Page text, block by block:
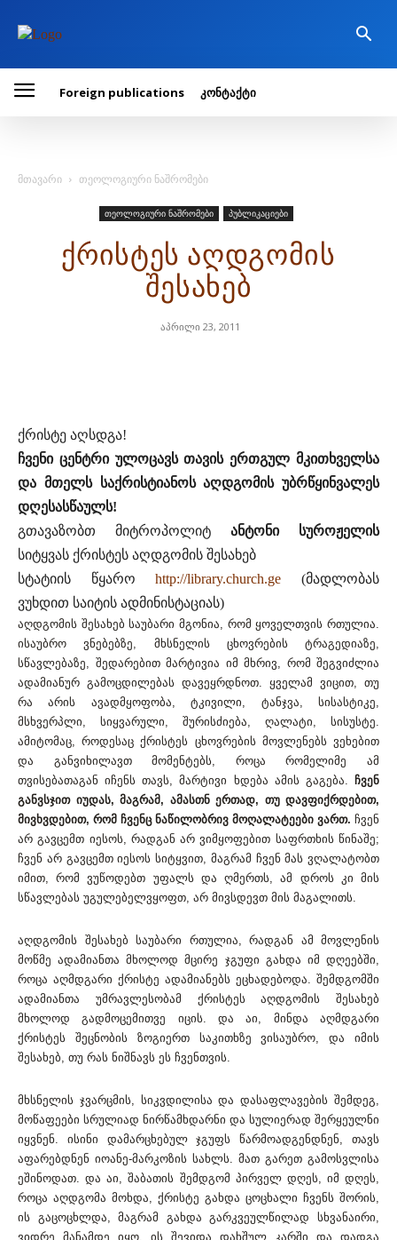
Foreign publications კონტაქტი
მთავარი თეოლოგიური ნაშრომები
თეოლოგიური ნაშრომები პუბლიკაციები
ქრისტეს აღდგომის
შესახებ
აპრილი 23, 2011
ქრისტე აღსდგა!
ჩვენი ცენტრი ულოცავს თავის ერთგულ მკითხველსა
და მთელს საქრისტიანოს აღდგომის უბრწყინვალეს
დღესასწაულს!
გთავაზობთ მიტროპოლიტ ანტონი სუროჟელის
სიტყვას ქრისტეს აღდგომის შესახებ
სტატიის წყაროhttp://library.church.ge (მადლობას
ვუხდით საიტის ადმინისტაციას)
აღდგომის შესახებ საუბარი მგონია, რომ ყოველთვის რთულია.
ისაუბრო ვნებებზე, მხსნელის ცხოვრების ტრაგედიაზე,
სწავლებაზე, შედარებით მარტივია იმ მხრივ, რომ შეგვიძლია
ადამიანურ გამოცდილებას დავეყრდნოთ. ყველამ ვიცით, თუ
რა არის ავადმყოფობა, ტკივილი, ტანჯვა, სისასტიკე,
მსხვერპლი, სიყვარული, შურისძიება, ღალატი, სისუსტე.
ამიტომაც, როდესაც ქრისტეს ცხოვრების მოვლენებს ვეხებით
და განვიხილავთ მომენტებს, როცა რომელიმე ამ
თვისებათაგან იჩენს თავს, მარტივი ხდება ამის გაგება.
ჩვენ
განვსჯით იუდას, მაგრამ, ამასთნ ერთად, თუ დავფიქრდებით,
მივხვდებით, რომ ჩვენც ნაწილობრივ მოღალატეები ვართ. ჩვენ
არ გავცემთ იესოს, რადგან არ ვიმყოფებით საფრთხის წინაშე;
ჩვენ არ გავცემთ იესოს სიტყვით, მაგრამ ჩვენ მას ვღალატობთ
იმით, რომ ვუწოდებთ უფალს და ღმერთს, ამ დროს კი მის
სწავლებას უგულებელვყოფთ, არ მივსდევთ მის მაგალითს.
აღდგომის შესახებ საუბარი რთულია, რადგან ამ მოვლენის
მოწმე ადამიანთა მხოლოდ მცირე ჯგუფი გახდა იმ დღეებში,
როცა აღმდგარი ქრისტე ადამიანებს ეცხადებოდა. შემდგომში
ადამიანთა უმრავლესობამ ქრისტეს აღდგომის შესახებ
მხოლოდ გადმოცემითვე იცის. და აი, მინდა აღმდგარი
ქრისტეს შეცნობის ზოგიერთ საკითხზე ვისაუბრო, და იმის
შესახებ, თუ რას ნიშნავს ეს ჩვენთვის.
მხსნელის ჯვარცმის, სიკვდილისა და დასაფლავების შემდეგ,
მოწაფეები სრულიად ნირწამხდარნი და სულიერად შერყეულნი
იყვნენ. ისინი დამარცხებულ ჯგუფს წარმოადგენდნენ, თავს
აფარებდნენ იოანე-მარკოზის სახლს. მათ გარეთ გამოსვლისა
ეშინოდათ. და აი, შაბათის შემდგომ პირველ დღეს, იმ დღეს,
როცა აღდგომა მოხდა, ქრისტე გახდა ცოცხალი ჩვენს შორის,
ის გაცოცხლდა, მაგრამ გახდა გარკვეულწილად სხვანაირი,
ვიდრე მანამდე იყო. ის შევიდა დახშულ კარში და დადგა